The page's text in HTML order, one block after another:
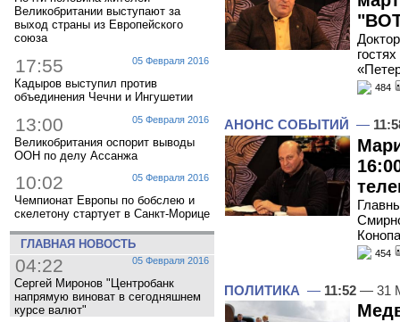
Великобритании выступают за
выход страны из Европейского
союза
05 Февраля 2016
17:55
Кадыров выступил против
объединения Чечни и Ингушетии
05 Февраля 2016
13:00
Великобритания оспорит выводы
ООН по делу Ассанжа
05 Февраля 2016
10:02
Чемпионат Европы по бобслею и
скелетону стартует в Санкт-Морице
ГЛАВНАЯ НОВОСТЬ
05 Февраля 2016
04:22
Сергей Миронов "Центробанк
напрямую виноват в сегодняшнем
курсе валют"
484
АНОНС СОБЫТИЙ —
454
ПОЛИТИКА — 11:52 — 31